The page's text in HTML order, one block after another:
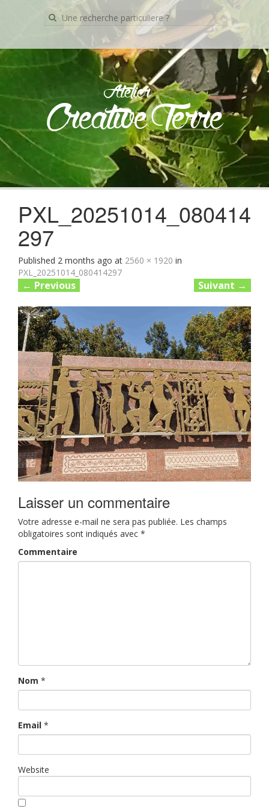
Recherche
pour:
Atelier
Creative Terre
Skip
to
PXL_20251014_080414
297
Published 2 months ago at 2560 × 1920 in
PXL_20251014_080414297
← Previous Suivant →
Laisser un commentaire
Votre adresse e-mail ne sera pas publiée. Les champs
obligatoires sont indiqués avec *
Commentaire
Nom *
Email *
Website